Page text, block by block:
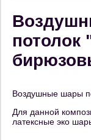
Воздушные шары
Для данной
латексные эко